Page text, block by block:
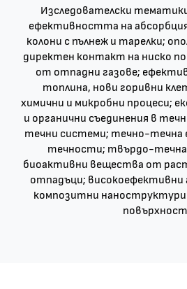
Изследователски
ефективността на
колони с пълнеж и тарелки;
директен контакт на ниско
от отпадни газове;
топлина, нови горивни
химични и микробни процеси;
и органични съединения в
течни системи; течно-течна
течности; твърдо-течна
биоактивни вещества от
отпадъци; високоефективни
композитни наноструктури